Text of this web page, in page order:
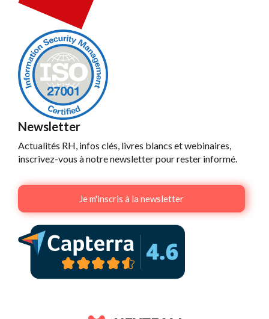
Newsletter
Actualités RH, infos clés, livres blancs et webinaires,
inscrivez-vous à notre newsletter pour rester informé.
Je m'inscris à la newsletter